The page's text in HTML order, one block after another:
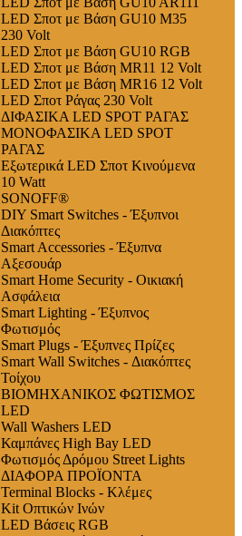
LED Σποτ με Βάση GU10 M35
230 Volt
LED Σποτ με Βάση GU10 RGB
LED Σποτ με Βάση MR11 12 Volt
LED Σποτ με Βάση MR16 12 Volt
LED Σποτ Ράγας 230 Volt
ΔΙΦΑΣΙΚΑ LED SPOT ΡΑΓΑΣ
ΜΟΝΟΦΑΣΙΚΑ LED SPOT
ΡΑΓΑΣ
Εξωτερικά LED Σποτ Κινούμενα
10 Watt
SONOFF®
DIY Smart Switches - Έξυπνοι
Διακόπτες
Smart Accessories - Έξυπνα
Αξεσουάρ
Smart Home Security - Οικιακή
Ασφάλεια
Smart Lighting - Έξυπνος
Φωτισμός
Smart Plugs - Έξυπνες Πρίζες
Smart Wall Switches - Διακόπτες
Τοίχου
ΒΙΟΜΗΧΑΝΙΚΟΣ ΦΩΤΙΣΜΟΣ
LED
Wall Washers LED
Καμπάνες High Bay LED
Φωτισμός Δρόμου Street Lights
ΔΙΑΦΟΡΑ ΠΡΟΪΟΝΤΑ
Terminal Blocks - Κλέμες
Kit Οπτικών Ινών
LED Βάσεις RGB